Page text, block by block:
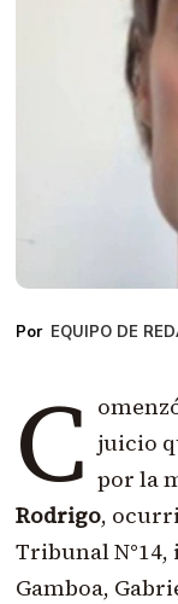
EQUIPO DE
C juicio
por la
Rodrigo,
Tribunal
Gamboa,